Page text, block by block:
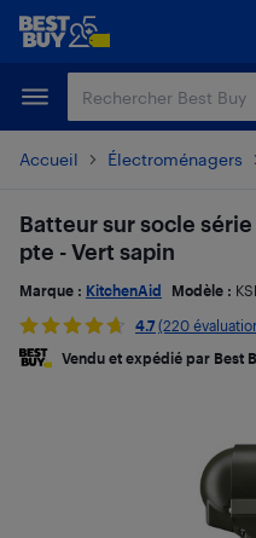
Passer
principal
Passer
Accueil Électroménagers
Batteur sur socle
pte - Vert sapin
Marque : KitchenAid Modèle :
4.7 (220
Vendu et expédié par Best